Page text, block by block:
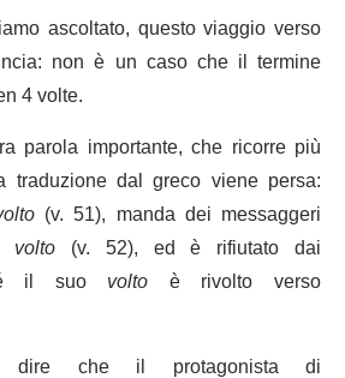
ascoltato, questo viaggio verso
non è un caso che il termine
4 volte.
parola importante, che ricorre più
dal greco viene persa:
(v. 51), manda dei messaggeri
volto (v. 52), ed è rifiutato dai
il suo volto è rivolto verso
dire che il protagonista di